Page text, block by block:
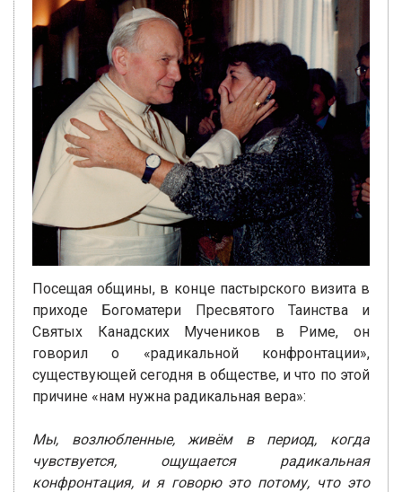
Посещая общины, в конце пастырского визита в
приходе Богоматери Пресвятого Таинства и
Святых Канадских Мучеников в Риме, он
говорил о «радикальной конфронтации»,
существующей сегодня в обществе, и что по этой
причине «нам нужна радикальная вера»:
Мы, возлюбленные, живём в период, когда
чувствуется, ощущается радикальная
конфронтация, и я говорю это потому, что это